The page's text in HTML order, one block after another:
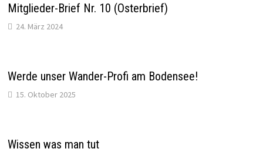
Mitglieder-Brief Nr. 10 (Osterbrief)
24. März 2024
Werde unser Wander-Profi am Bodensee!
15. Oktober 2025
Wissen was man tut